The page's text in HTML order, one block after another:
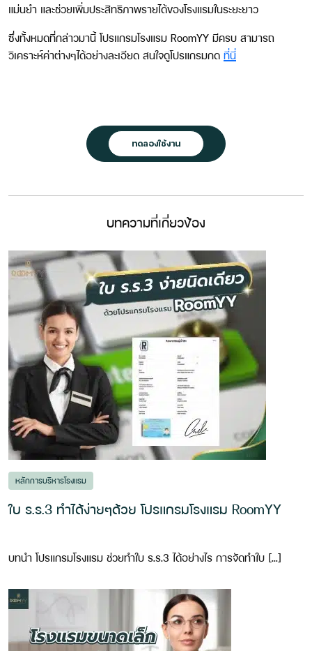
แม่นยำ และช่วยเพิ่มประสิทธิภาพรายได้ของโรงแรมในระยะยาว
ซึ่งทั้งหมดที่กล่าวมานี้ โปรแกรมโรงแรม RoomYY มีครบ สามารถ
วิเคราะห์ค่าต่างๆได้อย่างละเอียด สนใจดูโปรแกรมกด ที่นี่
ทดลองใช้งาน
บทความที่เกี่ยวข้อง
หลักการบริหารโรงแรม
ใบ ร.ร.3 ทำได้ง่ายๆด้วย โปรแกรมโรงแรม RoomYY
บทนำ โปรแกรมโรงแรม ช่วยทำใบ ร.ร.3 ได้อย่างไร การจัดทำใบ […]